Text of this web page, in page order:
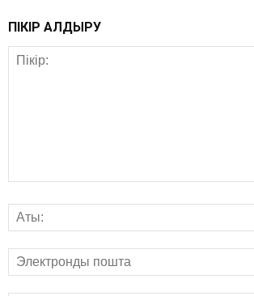
ПІКІР ҚАЛДЫРУ